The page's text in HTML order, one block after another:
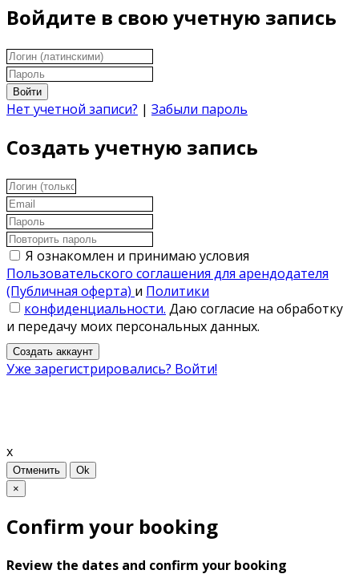
Войдите в свою учетную запись
Войти
Нет учетной записи? | Забыли пароль
Создать учетную запись
Я ознакомлен и принимаю условия
Пользовательского соглашения для арендодателя
(Публичная оферта) и Политики
конфиденциальности. Даю согласие на обработку
и передачу моих персональных данных.
Создать аккаунт
Уже зарегистрировались? Войти!
x
Отменить
Ok
×
Confirm your booking
Review the dates and confirm your booking